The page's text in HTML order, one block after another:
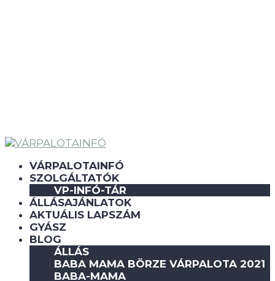
VÁRPALOTAINFÓ
SZOLGÁLTATÓK
VP-INFÓ-TÁR
ÁLLÁSAJÁNLATOK
AKTUÁLIS LAPSZÁM
GYÁSZ
BLOG
ÁLLÁS
BABA MAMA BÖRZE VÁRPALOTA 2021
BABA-MAMA